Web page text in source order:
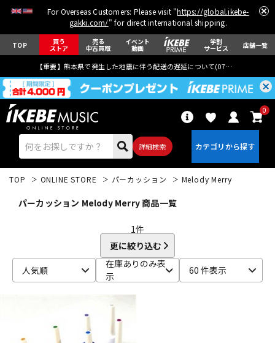
For Overseas Customers: Please visit "https://global.ikebe-
gakki.com/" for direct international shipping.
TOP 買う
ストア
売る
中古買取
イベント
動画
学割
サービス 店舗一覧
【重要】熊本県で発生した地震に伴う配送の遅延について(07月29日
詳細検索
0
ドラム
TOP ONLINE STORE パーカッション Melody Merry
パーカッション Melody Merry 商品一覧
1件
更に絞り込む
人気順
在庫ありのみ表
示
60 件表示